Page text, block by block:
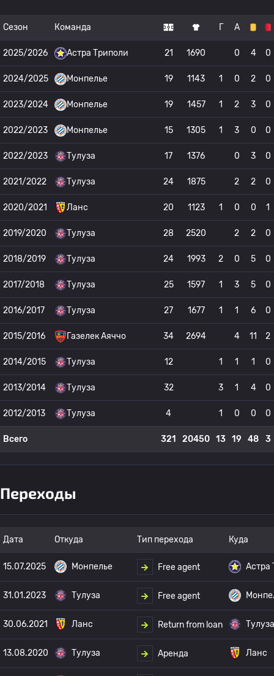
Сезон Команда Г А
2025/2026 Астра Триполи 21 1690 0 4 0
2024/2025 Монпелье 19 1143 1 0 2 0
2023/2024 Монпелье 19 1457 1 2 3 0
2022/2023 Монпелье 15 1305 1 3 0 0
2022/2023 Тулуза 17 1376 0 3 0
2021/2022 Тулуза 24 1875 2 2 0
2020/2021 Ланс 20 1123 1 0 0 1
2019/2020 Тулуза 28 2520 2 2 0
2018/2019 Тулуза 24 1993 2 0 5 0
2017/2018 Тулуза 25 1597 1 3 5 0
2016/2017 Тулуза 27 1677 1 1 6 0
2015/2016 Газелек Аяччо 34 2694 4 11 2
2014/2015 Тулуза 12 1 1 1 0
2013/2014 Тулуза 32 3 1 4 0
2012/2013 Тулуза 4 1 0 0 0
Всего 321 20450 13 19 48 3
Переходы
Дата Откуда Тип перехода Куда
15.07.2025 Монпелье Free agent Астра
31.01.2023 Тулуза Free agent
30.06.2021 Ланс Return from loan Тулуза
13.08.2020 Тулуза Аренда Ланс